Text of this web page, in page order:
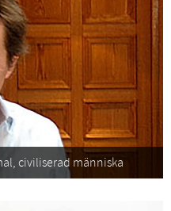
civiliserad människa